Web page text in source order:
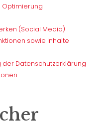
Optimierung
(Social Media)
sowie Inhalte
der Datenschutzerklärung